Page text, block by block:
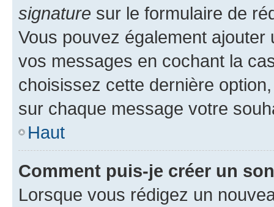
signature sur le formulaire de
Vous pouvez également
vos messages en cochant la
choisissez cette dernière
sur chaque message votre
Haut
Comment puis-je créer un
Lorsque vous rédigez un